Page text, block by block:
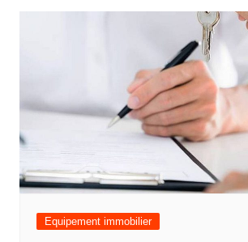
Equipement immobilier